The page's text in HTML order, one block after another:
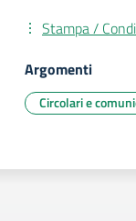
Stampa /
Argomenti
Circolari e